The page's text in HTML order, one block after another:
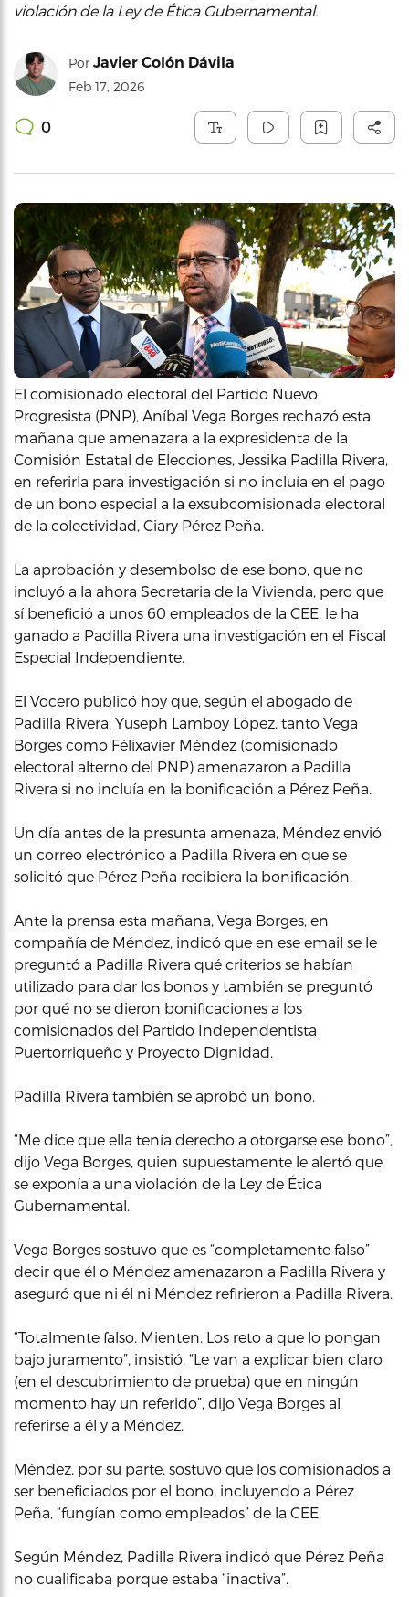
violación de la Ley de Ética Gubernamental.
Por Javier Colón Dávila
Feb 17, 2026
0
El comisionado electoral del Partido Nuevo
Progresista (PNP), Aníbal Vega Borges rechazó esta
mañana que amenazara a la expresidenta de la
Comisión Estatal de Elecciones, Jessika Padilla Rivera,
en referirla para investigación si no incluía en el pago
de un bono especial a la exsubcomisionada electoral
de la colectividad, Ciary Pérez Peña.
La aprobación y desembolso de ese bono, que no
incluyó a la ahora Secretaria de la Vivienda, pero que
sí benefició a unos 60 empleados de la CEE, le ha
ganado a Padilla Rivera una investigación en el Fiscal
Especial Independiente.
El Vocero publicó hoy que, según el abogado de
Padilla Rivera, Yuseph Lamboy López, tanto Vega
Borges como Félixavier Méndez (comisionado
electoral alterno del PNP) amenazaron a Padilla
Rivera si no incluía en la bonificación a Pérez Peña.
Un día antes de la presunta amenaza, Méndez envió
un correo electrónico a Padilla Rivera en que se
solicitó que Pérez Peña recibiera la bonificación.
Ante la prensa esta mañana, Vega Borges, en
compañía de Méndez, indicó que en ese email se le
preguntó a Padilla Rivera qué criterios se habían
utilizado para dar los bonos y también se preguntó
por qué no se dieron bonificaciones a los
comisionados del Partido Independentista
Puertorriqueño y Proyecto Dignidad.
Padilla Rivera también se aprobó un bono.
“Me dice que ella tenía derecho a otorgarse ese bono”,
dijo Vega Borges, quien supuestamente le alertó que
se exponía a una violación de la Ley de Ética
Gubernamental.
Vega Borges sostuvo que es “completamente falso”
decir que él o Méndez amenazaron a Padilla Rivera y
aseguró que ni él ni Méndez refirieron a Padilla Rivera.
“Totalmente falso. Mienten. Los reto a que lo pongan
bajo juramento”, insistió. “Le van a explicar bien claro
(en el descubrimiento de prueba) que en ningún
momento hay un referido”, dijo Vega Borges al
referirse a él y a Méndez.
Méndez, por su parte, sostuvo que los comisionados a
ser beneficiados por el bono, incluyendo a Pérez
Peña, “fungían como empleados” de la CEE.
Según Méndez, Padilla Rivera indicó que Pérez Peña
no cualificaba porque estaba “inactiva”.